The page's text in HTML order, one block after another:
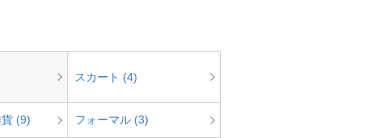
スカート (4)
(9) フォーマル (3)